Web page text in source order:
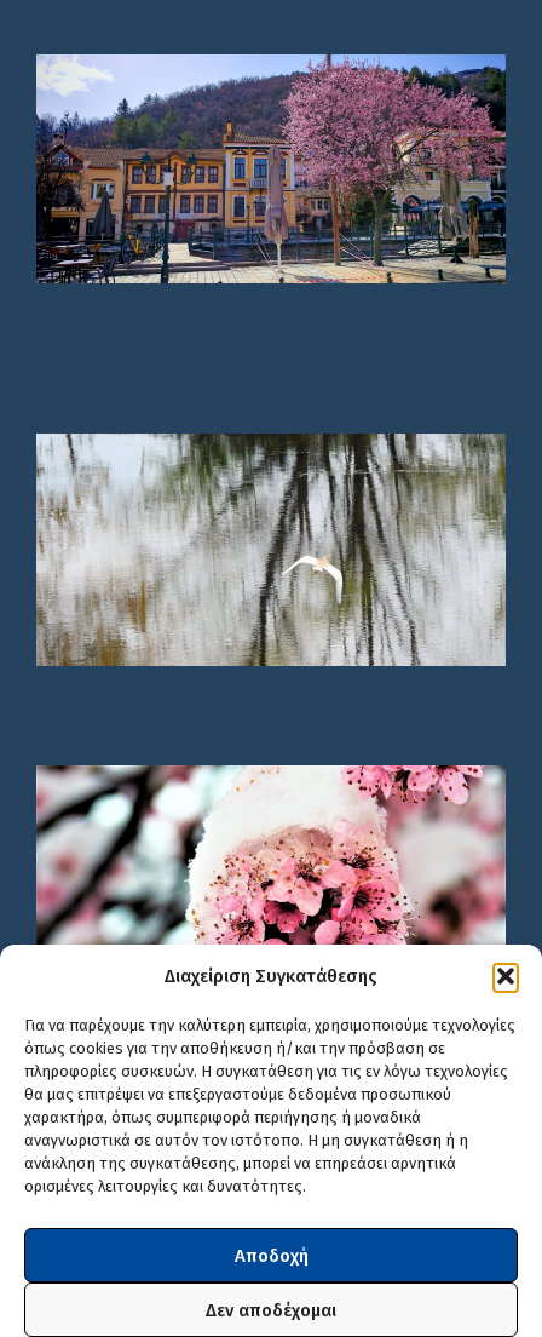
Διαχείριση Συγκατάθεσης
Για να παρέχουμε την καλύτερη εμπειρία, χρησιμοποιούμε τεχνολογίες
όπως cookies για την αποθήκευση ή/και την πρόσβαση σε
πληροφορίες συσκευών. Η συγκατάθεση για τις εν λόγω τεχνολογίες
θα μας επιτρέψει να επεξεργαστούμε δεδομένα προσωπικού
χαρακτήρα, όπως συμπεριφορά περιήγησης ή μοναδικά
αναγνωριστικά σε αυτόν τον ιστότοπο. Η μη συγκατάθεση ή η
ανάκληση της συγκατάθεσης, μπορεί να επηρεάσει αρνητικά
ορισμένες λειτουργίες και δυνατότητες.
Αποδοχή
Δεν αποδέχομαι